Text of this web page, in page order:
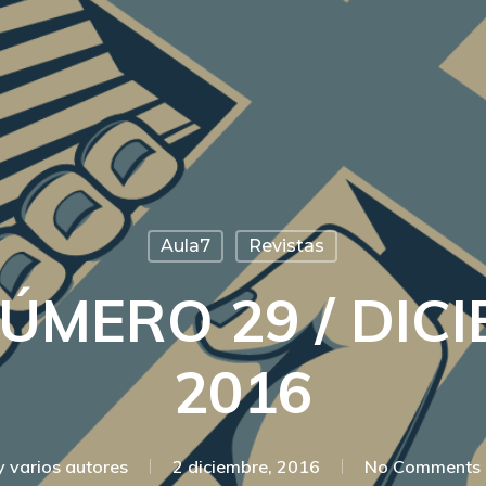
Aula7 Revistas
29 /
2016
varios autores 2 diciembre, 2016 No Comments